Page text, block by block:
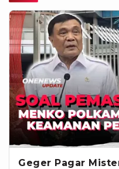
Geger Pagar